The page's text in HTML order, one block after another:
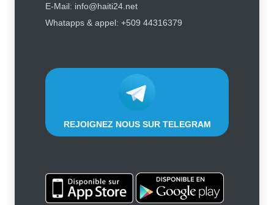
Symbole d’échec politique, Youri
Latortue aujourd’hui en quête de
E-Mail: info@haiti24.net
Whatapps & appel: +509 44316379
REJOIGNEZ NOUS SUR TELEGRAM